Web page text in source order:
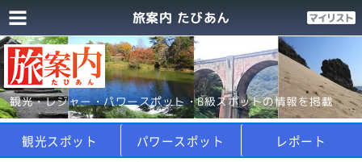
旅案内 たびあん
観光・レジャー・パワースポット・B級スポットの情報を掲載
観光スポット パワースポット
レポート